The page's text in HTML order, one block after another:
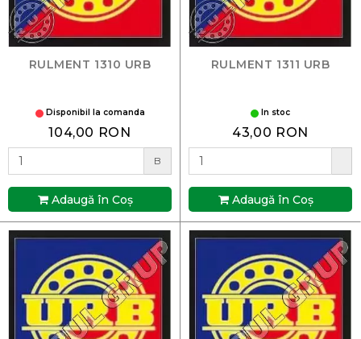
RULMENT 1310 URB
Disponibil la comanda
104,00 RON
B
Adaugă în Coş
RULMENT 1311 URB
In stoc
43,00 RON
Adaugă în Coş